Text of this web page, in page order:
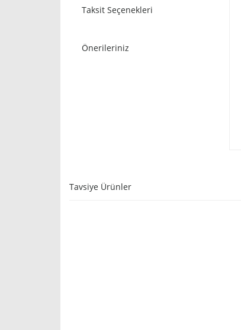
Taksit Seçenekleri
Önerileriniz
Tavsiye Ürünler